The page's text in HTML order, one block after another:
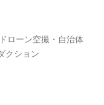
ローン空撮・自治体
クション